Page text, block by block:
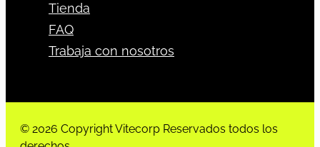
Tienda
FAQ
Trabaja con nosotros
© 2026 Copyright Vitecorp Reservados todos los